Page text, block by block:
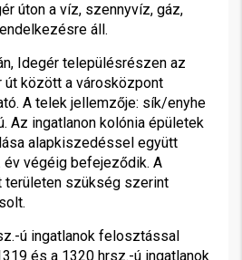
úton a víz, szennyvíz, gáz,
áll.
Idegér településrészen az
között a városközpont
A telek jellemzője: sík/enyhe
Az ingatlanon kolónia épületek
alapkiszedéssel együtt
év végéig befejeződik. A
szükség szerint
ú ingatlanok felosztással
és a 1320 hrsz.-ú ingatlanok